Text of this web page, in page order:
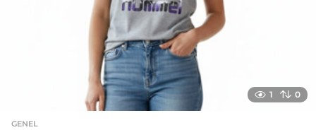
1 0
GENEL